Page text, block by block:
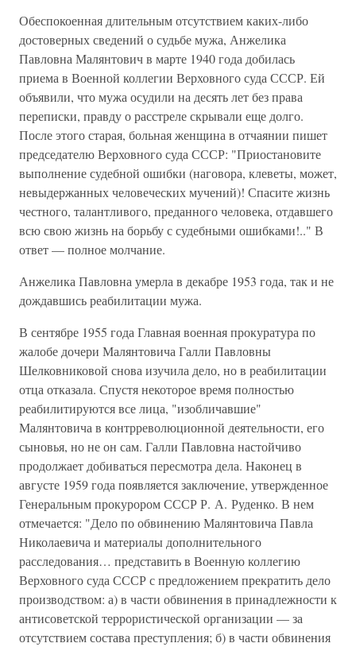
Обеспокоенная длительным отсутствием каких-либо
достоверных сведений о судьбе мужа, Анжелика
Павловна Малянтович в марте 1940 года добилась
приема в Военной коллегии Верховного суда СССР. Ей
объявили, что мужа осудили на десять лет без права
переписки, правду о расстреле скрывали еще долго.
После этого старая, больная женщина в отчаянии пишет
председателю Верховного суда СССР: "Приостановите
выполнение судебной ошибки (наговора, клеветы, может,
невыдержанных человеческих мучений)! Спасите жизнь
честного, талантливого, преданного человека, отдавшего
всю свою жизнь на борьбу с судебными ошибками!.." В
ответ — полное молчание.
Анжелика Павловна умерла в декабре 1953 года, так и не
дождавшись реабилитации мужа.
В сентябре 1955 года Главная военная прокуратура по
жалобе дочери Малянтовича Галли Павловны
Шелковниковой снова изучила дело, но в реабилитации
отца отказала. Спустя некоторое время полностью
реабилитируются все лица, "изобличавшие"
Малянтовича в контрреволюционной деятельности, его
сыновья, но не он сам. Галли Павловна настойчиво
продолжает добиваться пересмотра дела. Наконец в
августе 1959 года появляется заключение, утвержденное
Генеральным прокурором СССР Р. А. Руденко. В нем
отмечается: "Дело по обвинению Малянтовича Павла
Николаевича и материалы дополнительного
расследования… представить в Военную коллегию
Верховного суда СССР с предложением прекратить дело
производством: а) в части обвинения в принадлежности к
антисоветской террористической организации — за
отсутствием состава преступления; б) в части обвинения